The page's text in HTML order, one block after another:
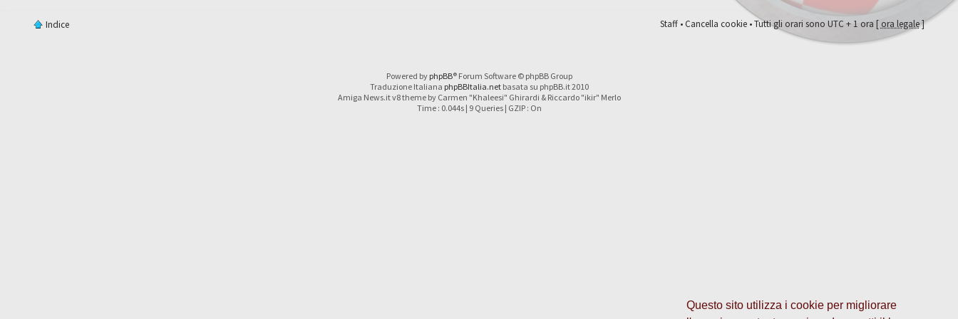
Questo sito utilizza i cookie per migliorare
Indice Staff•Cancella cookie• Tutti gli orari sono UTC + 1 ora [ ora legale]
Powered by phpBB® Forum Software © phpBB Group
Traduzione Italiana phpBBItalia.netbasata su phpBB.it 2010
Amiga News.it v8 theme by Carmen "Khaleesi" Ghirardi & Riccardo "ikir" Merlo
Time : 0.044s | 9 Queries | GZIP : On